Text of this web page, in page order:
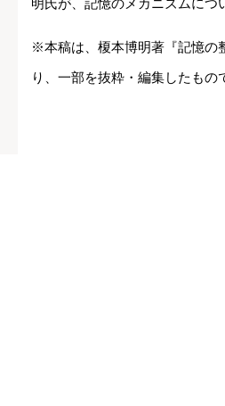
明氏が、記憶のメカニズムにつ
※本稿は、榎本博明著『記憶の
り、一部を抜粋・編集したもの